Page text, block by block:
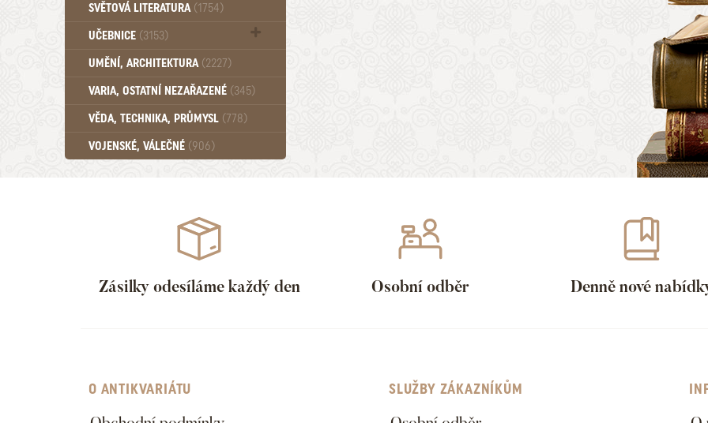
SVĚTOVÁ LITERATURA (1754)
UČEBNICE (3153)
Učebnice - Jazykové (1297)
Učebnice - VŠ (259)
Učebnice - ZŠ (556)
Učebnice - Ostatní (499)
UMĚNÍ, ARCHITEKTURA (2227)
VARIA, OSTATNÍ NEZAŘAZENÉ (345)
VĚDA, TECHNIKA, PRŮMYSL (778)
VOJENSKÉ, VÁLEČNÉ (906)
Zásilky odesíláme každý den Osobní odběr Denně nové
O ANTIKVARIÁTU SLUŽBY ZÁKAZNÍKŮM